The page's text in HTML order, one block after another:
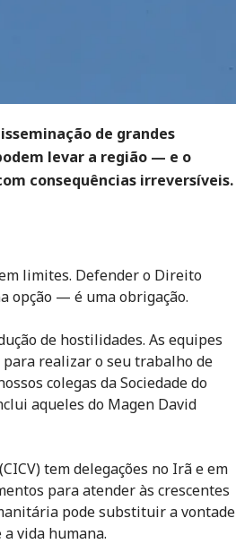
de grandes
levar a região — e o
consequências irreversíveis.
limites. Defender o Direito
opção — é uma obrigação.
de hostilidades. As equipes
para realizar o seu trabalho de
colegas da Sociedade do
aqueles do Magen David
tem delegações no Irã e em
para atender às crescentes
pode substituir a vontade
vida humana.